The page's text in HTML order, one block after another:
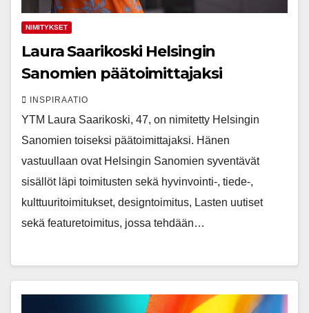
NIMITYKSET
Laura Saarikoski Helsingin
Sanomien päätoimittajaksi
INSPIRAATIO
YTM Laura Saarikoski, 47, on nimitetty Helsingin
Sanomien toiseksi päätoimittajaksi. Hänen
vastuullaan ovat Helsingin Sanomien syventävät
sisällöt läpi toimitusten sekä hyvinvointi-, tiede-,
kulttuuritoimitukset, designtoimitus, Lasten uutiset
sekä featuretoimitus, jossa tehdään…